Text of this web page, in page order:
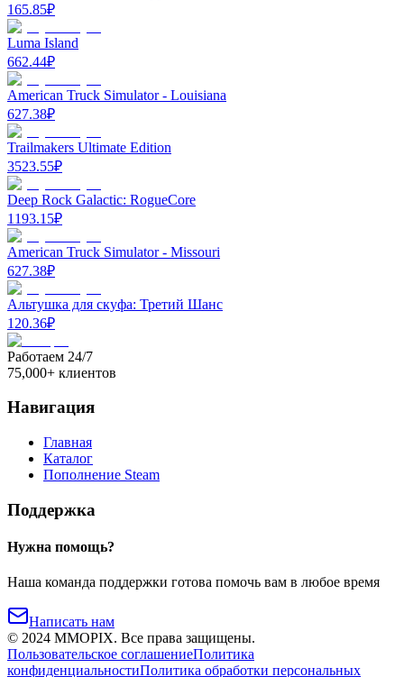
165.85₽
Luma Island
662.44₽
American Truck Simulator - Louisiana
627.38₽
Trailmakers Ultimate Edition
3523.55₽
Deep Rock Galactic: RogueCore
1193.15₽
American Truck Simulator - Missouri
627.38₽
Альтушка для скуфа: Третий Шанс
120.36₽
Работаем 24/7
75,000+ клиентов
Навигация
Главная
Каталог
Пополнение Steam
Поддержка
Нужна помощь?
Наша команда поддержки готова помочь вам в любое время
Написать нам
© 2024 MMOPIX. Все права защищены.
Пользовательское соглашениеПолитика
конфиденциальностиПолитика обработки персональных